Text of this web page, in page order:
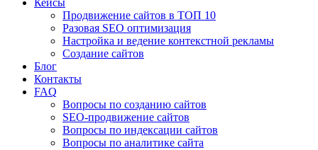
Кейсы
Продвижение сайтов в ТОП 10
Разовая SEO оптимизация
Настройка и ведение контекстной рекламы
Создание сайтов
Блог
Контакты
FAQ
Вопросы по созданию сайтов
SEO-продвижение сайтов
Вопросы по индексации сайтов
Вопросы по аналитике сайта